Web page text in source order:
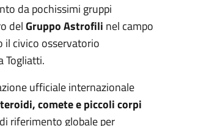
da pochissimi gruppi
delGruppo Astrofili nel campo
il civico osservatorio
Togliatti.
ufficiale internazionale
comete e piccoli corpi
riferimento globale per